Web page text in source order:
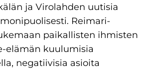
ja Virolahden uutisia
Reimari-
paikallisten ihmisten
elämän kuulumisia
negatiivisia asioita